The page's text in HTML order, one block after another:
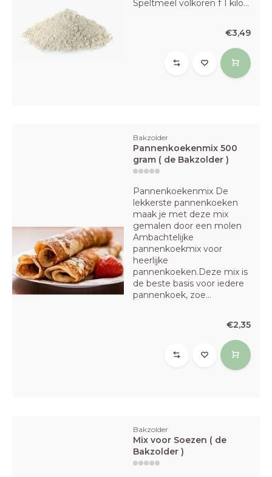
Speltmeel volkoren f 1 kilo...
€3,49
Bakzolder
Pannenkoekenmix 500
gram ( de Bakzolder )
Pannenkoekenmix De
lekkerste pannenkoeken
maak je met deze mix
gemalen door een molen
Ambachtelijke
pannenkoekmix voor
heerlijke
pannenkoeken.Deze mix is
de beste basis voor iedere
pannenkoek, zoe...
€2,35
Bakzolder
Mix voor Soezen ( de
Bakzolder )